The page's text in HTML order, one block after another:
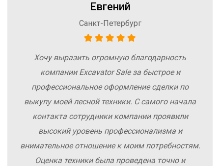
Евгений
Санкт-Петербург
Хочу выразить огромную благодарность
компании Excavator Sale за быстрое и
профессиональное оформление сделки по
выкупу моей лесной техники. С самого начала
контакта сотрудники компании проявили
высокий уровень профессионализма и
внимательное отношение к моим потребностям.
Оценка техники была проведена точно и